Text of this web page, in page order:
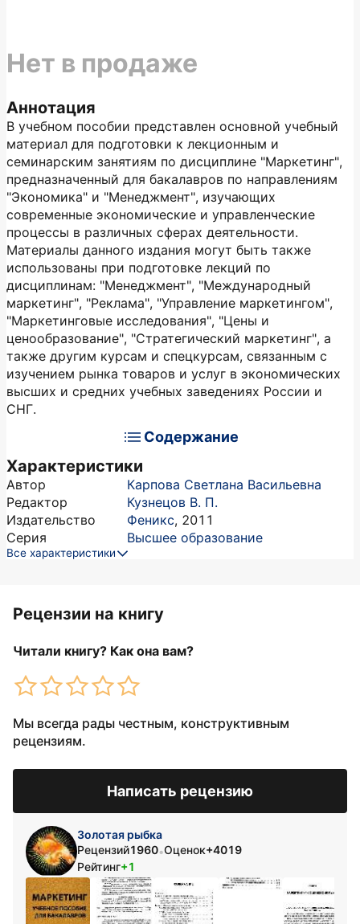
Аннотация
В учебном пособии представлен основной учебный
материал для подготовки к лекционным и
семинарским занятиям по дисциплине "Маркетинг",
предназначенный для бакалавров по направлениям
"Экономика" и "Менеджмент", изучающих
современные экономические и управленческие
процессы в различных сферах деятельности.
Материалы данного издания могут быть также
использованы при подготовке лекций по
дисциплинам: "Менеджмент", "Международный
маркетинг", "Реклама", "Управление маркетингом",
"Маркетинговые исследования", "Цены и
ценообразование", "Стратегический маркетинг", а
также другим курсам и спецкурсам, связанным с
изучением рынка товаров и услуг в экономических
высших и средних учебных заведениях России и
СНГ.
Содержание
Характеристики
Автор
Карпова Светлана Васильевна
Редактор
Кузнецов В. П.
Издательство
Феникс, 2011
Серия
Высшее образование
Все характеристики
Нет в продаже
Рецензии на книгу
Читали книгу? Как она вам?
Мы всегда рады честным, конструктивным
рецензиям.
Написать рецензию
Золотая рыбка
Рецензий1960•Оценок+4019
Рейтинг+1